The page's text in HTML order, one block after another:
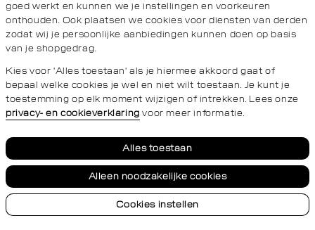
Service
Privacy- en cookieverklaringAlgemene Voorwaarden
© 2026 Daily Aesthetikz Alle Rechten Voorbehouden
goed werkt en kunnen we je instellingen en voorkeuren
onthouden. Ook plaatsen we cookies voor diensten van derden
zodat wij je persoonlijke aanbiedingen kunnen doen op basis
van je shopgedrag.
Kies voor 'Alles toestaan' als je hiermee akkoord gaat of
bepaal welke cookies je wel en niet wilt toestaan. Je kunt je
toestemming op elk moment wijzigen of intrekken. Lees onze
privacy- en cookieverklaring voor meer informatie.
Alles toestaan
Alleen noodzakelijke cookies
Cookies instellen
Neem